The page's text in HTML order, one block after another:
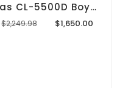
Cas CL-5500D Boyunlu Barkodlu Terazi
$1,650.00
$2,249.98